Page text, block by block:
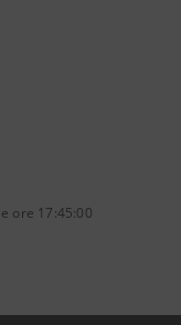
ore 17:45:00